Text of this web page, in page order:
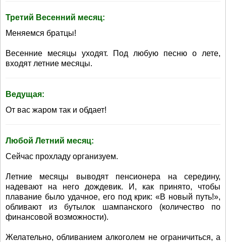
Третий Весенний месяц:
Меняемся братцы!
Весенние месяцы уходят. Под любую песню о лете,
входят летние месяцы.
Ведущая:
От вас жаром так и обдает!
Любой Летний месяц:
Сейчас прохладу организуем.
Летние месяцы выводят пенсионера на середину,
надевают на него дождевик. И, как принято, чтобы
плавание было удачное, его под крик: «В новый путь!»,
обливают из бутылок шампанского (количество по
финансовой возможности).
Желательно, обливанием алкоголем не ограничиться, а